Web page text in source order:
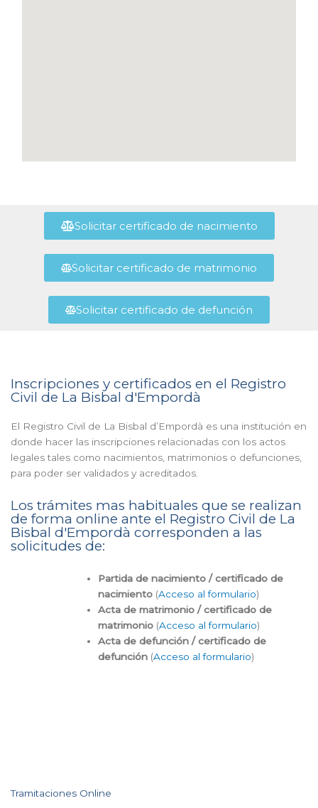
Solicitar certificado de nacimiento
Solicitar certificado de matrimonio
Solicitar certificado de defunción
Inscripciones y certificados en el Registro
Civil de La Bisbal d'Empordà
El Registro Civil de La Bisbal d’Empordà es una institución en
donde hacer las inscripciones relacionadas con los actos
legales tales como nacimientos, matrimonios o defunciones,
para poder ser validados y acreditados.
Los trámites mas habituales que se realizan
de forma online ante el Registro Civil de La
Bisbal d'Empordà corresponden a las
solicitudes de:
Partida de nacimiento / certificado de
nacimiento (Acceso al formulario)
Acta de matrimonio / certificado de
matrimonio (Acceso al formulario)
Acta de defunción / certificado de
defunción (Acceso al formulario)
Tramitaciones Online